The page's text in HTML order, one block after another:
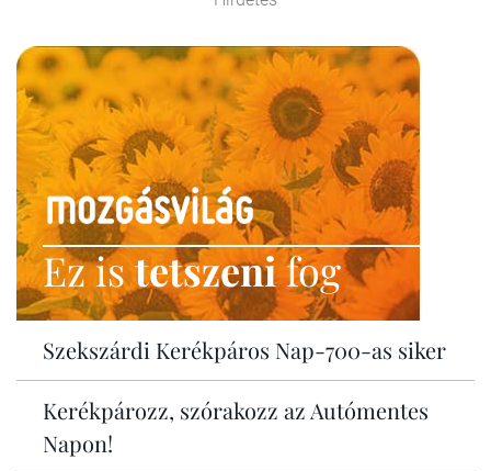
Ez istetszenifog
Szekszárdi Kerékpáros Nap-700-as siker
Kerékpározz, szórakozz az Autómentes
Napon!